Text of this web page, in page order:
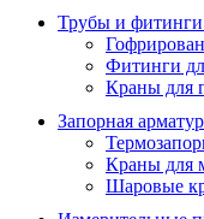
Трубы и фитинги
Фитинги
Краны для
Запорная
Краны для
Шаровые